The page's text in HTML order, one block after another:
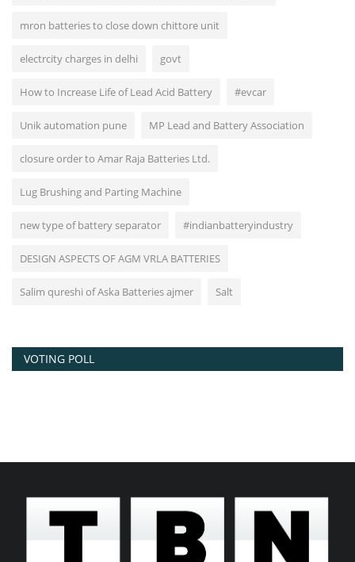
mron batteries to close down chittore unit
electrcity charges in delhi govt
How to Increase Life of Lead Acid Battery #evcar
Unik automation pune MP Lead and Battery Association
closure order to Amar Raja Batteries Ltd.
Lug Brushing and Parting Machine
new type of battery separator #indianbatteryindustry
DESIGN ASPECTS OF AGM VRLA BATTERIES
Salim qureshi of Aska Batteries ajmer Salt
VOTING POLL